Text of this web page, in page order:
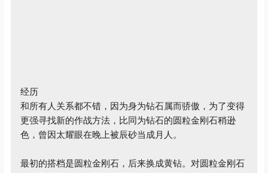
经历
和所有人关系都不错，因为身为钻石属而骄傲，为了变得
更强寻找新的作战方法，比同为钻石的圆粒金刚石稍逊
色，曾因太耀眼在晚上被辰砂当成月人。
最初的搭档是圆粒金刚石，后来换成黄钻。对圆粒金刚石